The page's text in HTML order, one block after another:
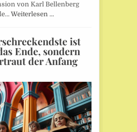
von Karl Bellenberg
Weiterlesen …
ist
Ende, sondern
der Anfang